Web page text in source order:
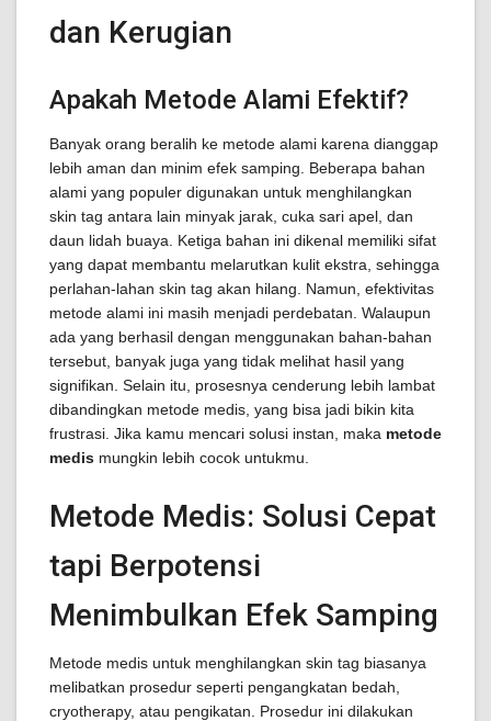
dan Kerugian
Apakah Metode Alami Efektif?
Banyak orang beralih ke metode alami karena dianggap
lebih aman dan minim efek samping. Beberapa bahan
alami yang populer digunakan untuk menghilangkan
skin tag antara lain minyak jarak, cuka sari apel, dan
daun lidah buaya. Ketiga bahan ini dikenal memiliki sifat
yang dapat membantu melarutkan kulit ekstra, sehingga
perlahan-lahan skin tag akan hilang. Namun, efektivitas
metode alami ini masih menjadi perdebatan. Walaupun
ada yang berhasil dengan menggunakan bahan-bahan
tersebut, banyak juga yang tidak melihat hasil yang
signifikan. Selain itu, prosesnya cenderung lebih lambat
dibandingkan metode medis, yang bisa jadi bikin kita
frustrasi. Jika kamu mencari solusi instan, maka metode
medis mungkin lebih cocok untukmu.
Metode Medis: Solusi Cepat
tapi Berpotensi
Menimbulkan Efek Samping
Metode medis untuk menghilangkan skin tag biasanya
melibatkan prosedur seperti pengangkatan bedah,
cryotherapy, atau pengikatan. Prosedur ini dilakukan